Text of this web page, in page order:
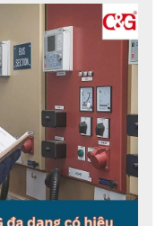
thật – Bảo hành thật –